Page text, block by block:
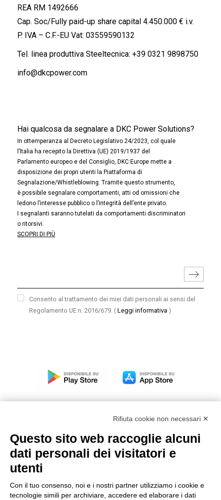
REA RM 1492666
Cap. Soc/Fully paid-up share capital 4.450.000 € i.v.
P. IVA – C.F.-EU Vat: 03559590132
Tel. linea produttiva Steeltecnica: +39 0321 9898750
info@dkcpower.com
Hai qualcosa da segnalare a DKC Power Solutions?
In ottemperanza al Decreto Legislativo 24/2023, col quale
l’Italia ha recepito la Direttiva (UE) 2019/1937 del
Parlamento europeo e del Consiglio, DKC Europe mette a
disposizione dei propri utenti la Piattaforma di
Segnalazione/Whistleblowing. Tramite questo strumento,
è possibile segnalare comportamenti, atti od omissioni che
ledono l’interesse pubblico o l’integrità dell’ente privato.
I segnalanti saranno tutelati da comportamenti discriminatori
o ritorsivi.
SCOPRI DI PIÙ
Consento al trattamento dei miei dati personali ai sensi del
Regolamento UE n. 2016/679. ( Leggi informativa )
Modello organizzativo, gestione e controllo – D. lgs.
231/2001
Condizioni generali di vendita DKC Power Solutions
Rifiuta cookie non necessari ✕
Questo sito web raccoglie alcuni
dati personali dei visitatori e
utenti
Con il tuo consenso, noi e i nostri partner utilizziamo i cookie e
tecnologie simili per archiviare, accedere ed elaborare i dati